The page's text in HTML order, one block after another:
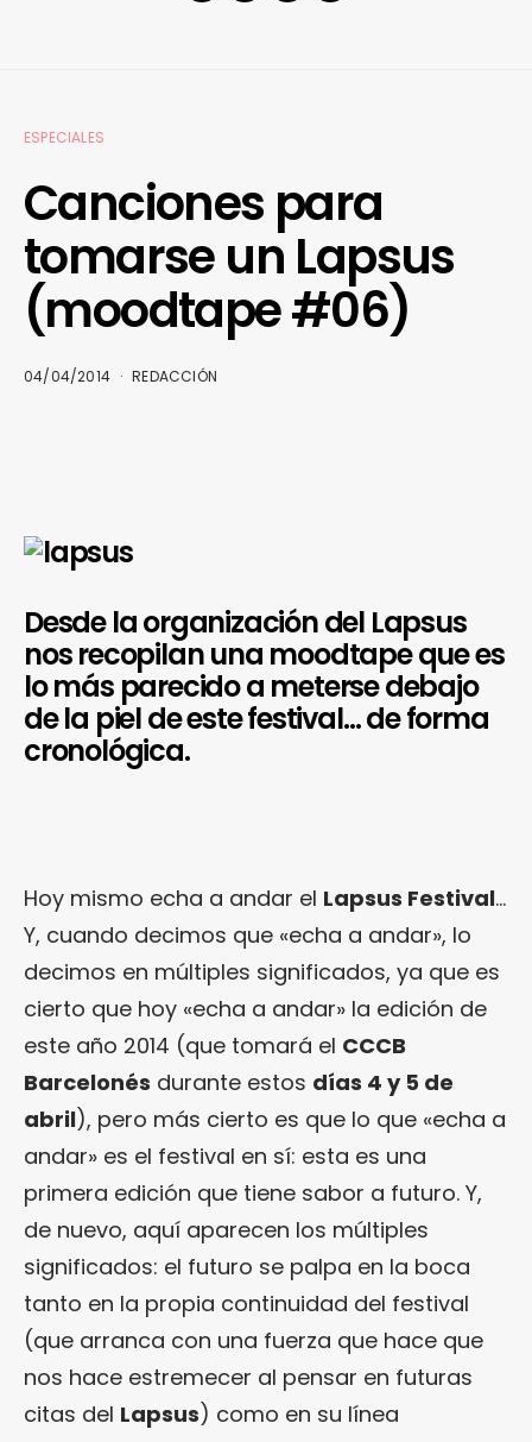
ESPECIALES
Canciones para
tomarse un Lapsus
(moodtape #06)
04/04/2014 REDACCIÓN
Desde la organización del Lapsus
nos recopilan una moodtape que es
lo más parecido a meterse debajo
de la piel de este festival… de forma
cronológica.
Hoy mismo echa a andar el Lapsus Festival…
Y, cuando decimos que «echa a andar», lo
decimos en múltiples significados, ya que es
cierto que hoy «echa a andar» la edición de
este año 2014 (que tomará el CCCB
Barcelonés durante estos días 4 y 5 de
abril), pero más cierto es que lo que «echa a
andar» es el festival en sí: esta es una
primera edición que tiene sabor a futuro. Y,
de nuevo, aquí aparecen los múltiples
significados: el futuro se palpa en la boca
tanto en la propia continuidad del festival
(que arranca con una fuerza que hace que
nos hace estremecer al pensar en futuras
citas del Lapsus) como en su línea